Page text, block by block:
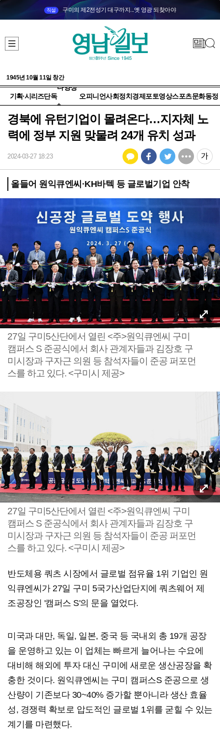
직설 구미의 제2전성기 대구까지...옛 영광 되찾아야
1945년 10월 11일 창간
기획·시리즈단독
다양성
+
오피니언사회정치 경제 포토영상스포츠문화동정
경북에 유턴기업이 몰려온다…지자체 노
력에 정부 지원 맞물려 24개 유치 성과
2024-03-27 18:23
올들어 원익큐엔씨·KH바텍 등 글로벌기업 안착
27일 구미5산단에서 열린 <주>원익큐엔씨 구미
캠퍼스 S 준공식에서 회사 관계자들과 김장호 구
미시장과 구자근 의원 등 참석자들이 준공 퍼포먼
스를 하고 있다. <구미시 제공>
27일 구미5산단에서 열린 <주>원익큐엔씨 구미
캠퍼스 S 준공식에서 회사 관계자들과 김장호 구
미시장과 구자근 의원 등 참석자들이 준공 퍼포먼
스를 하고 있다. <구미시 제공>
반도체용 쿼츠 시장에서 글로벌 점유율 1위 기업인 원
익큐엔씨가 27일 구미 5국가산업단지에 쿼츠웨어 제
조공장인 '캠퍼스 S'의 문을 열었다.
미국과 대만, 독일, 일본, 중국 등 국내외 총 19개 공장
을 운영하고 있는 이 업체는 빠르게 늘어나는 수요에
대비해 해외에 투자 대신 구미에 새로운 생산공장을 확
충한 것이다. 원익큐엔씨는 구미 캠퍼스S 준공으로 생
산량이 기존보다 30~40% 증가할 뿐아니라 생산 효율
성, 경쟁력 확보로 압도적인 글로벌 1위를 굳힐 수 있는
계기를 마련했다.